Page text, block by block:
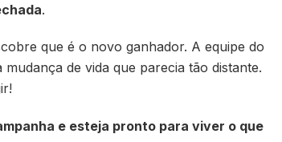
.
que é o novo ganhador. A equipe do
de vida que parecia tão distante.
e esteja pronto para viver o que